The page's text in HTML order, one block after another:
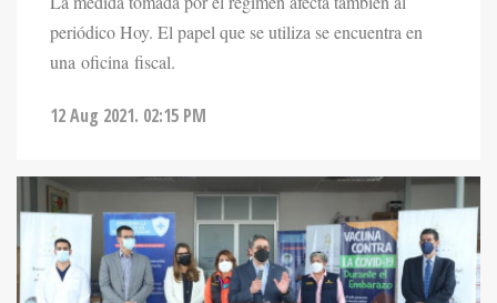
periódico Hoy. El papel que se utiliza se encuentra en
una oficina fiscal.
12 Aug 2021. 02:15 PM